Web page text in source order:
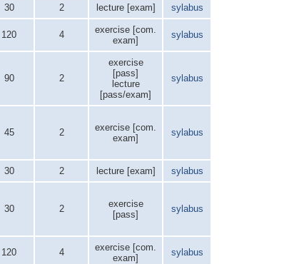
30 2 lecture [exam] sylabus
120 4
exercise [com.
exam]
sylabus
90 2
exercise
[pass]
lecture
[pass/exam]
sylabus
45 2
exercise [com.
exam]
sylabus
30 2 lecture [exam] sylabus
30 2
exercise
[pass]
sylabus
120 4
exercise [com.
exam]
sylabus